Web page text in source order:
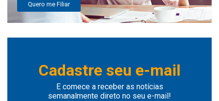
Quero me Filiar
Cadastre seu e-mail
E comece a receber as notícias
semanalmente direto no seu e-mail!